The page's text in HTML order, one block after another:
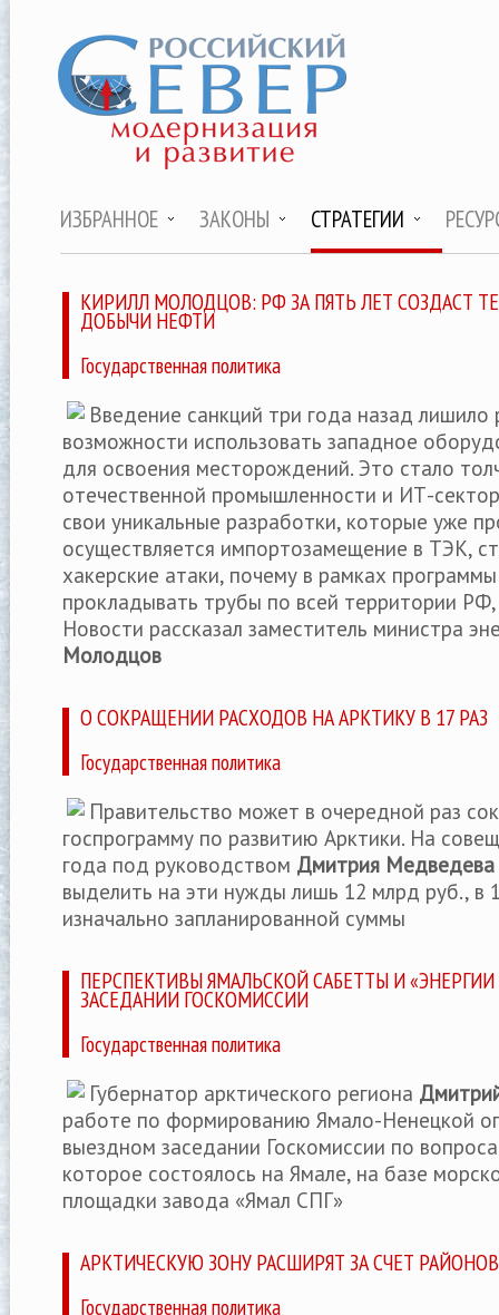
ИЗБРАННОЕ ЗАКОНЫ СТРАТЕГИИ
КИРИЛЛ МОЛОДЦОВ: РФ ЗА ПЯТЬ ЛЕТ СОЗДАСТ
ДОБЫЧИ НЕФТИ
Государственная политика
Введение санкций три года назад лишило
возможности использовать западное
для освоения месторождений. Это стало
отечественной промышленности и ИТ-
свои уникальные разработки, которые уже
осуществляется импортозамещение в ТЭК,
хакерские атаки, почему в рамках
прокладывать трубы по всей территории
Новости рассказал заместитель министра
Молодцов
О СОКРАЩЕНИИ РАСХОДОВ НА АРКТИКУ В 17 РАЗ
Государственная политика
Правительство может в очередной раз
госпрограмму по развитию Арктики. На
года под руководством Дмитрия Медведева
выделить на эти нужды лишь 12 млрд руб., в
изначально запланированной суммы
ПЕРСПЕКТИВЫ ЯМАЛЬСКОЙ САБЕТТЫ И
ЗАСЕДАНИИ ГОСКОМИССИИ
Государственная политика
Губернатор арктического региона
работе по формированию Ямало-Ненецкой
выездном заседании Госкомиссии по
которое состоялось на Ямале, на базе
площадки завода «Ямал СПГ»
АРКТИЧЕСКУЮ ЗОНУ РАСШИРЯТ ЗА СЧЕТ
Государственная политика